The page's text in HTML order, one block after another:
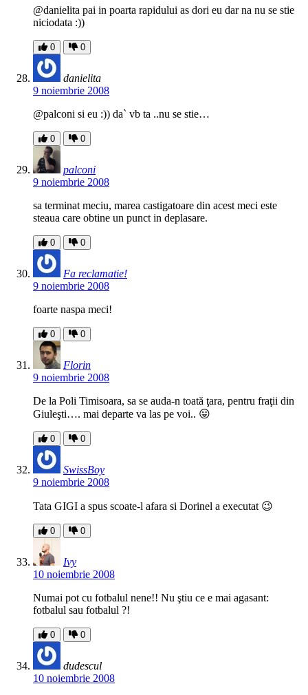
@danielita pai in poarta rapidului as dori eu dar na nu se stie
niciodata :))
0 0
danielita
9 noiembrie 2008
@palconi si eu :)) da` vb ta ..nu se stie…
0 0
palconi
9 noiembrie 2008
sa terminat meciu, marea castigatoare din acest meci este
steaua care obtine un punct in deplasare.
0 0
Fa reclamatie!
9 noiembrie 2008
foarte naspa meci!
0 0
Florin
9 noiembrie 2008
De la Poli Timisoara, sa se auda-n toată ţara, pentru fraţii din
Giuleşti…. mai departe va las pe voi.. 😛
0 0
SwissBoy
9 noiembrie 2008
Tata GIGI a spus scoate-l afara si Dorinel a executat 😉
0 0
Ivy
10 noiembrie 2008
Numai pot cu fotbalul nene!! Nu ştiu ce e mai agasant:
fotbalul sau fotbalul ?!
0 0
dudescul
10 noiembrie 2008